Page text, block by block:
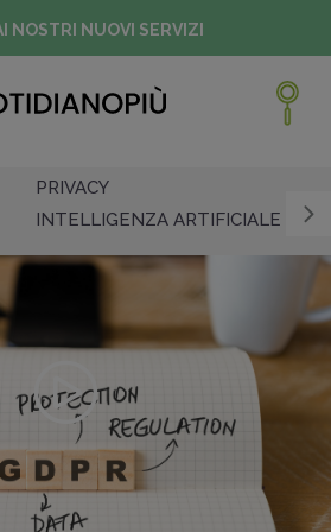
NOSTRI NUOVI SERVIZI
PRIVACY
INTELLIGENZA ARTIFICIALE